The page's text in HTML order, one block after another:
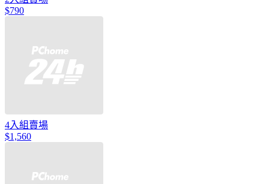
$790
4入組賣場
$1,560